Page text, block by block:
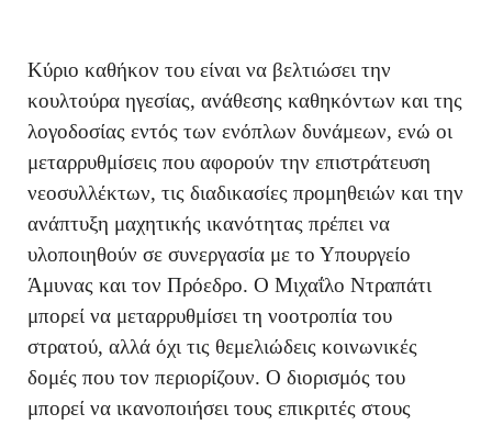
Κύριο καθήκον του είναι να βελτιώσει την
κουλτούρα ηγεσίας, ανάθεσης καθηκόντων και της
λογοδοσίας εντός των ενόπλων δυνάμεων, ενώ οι
μεταρρυθμίσεις που αφορούν την επιστράτευση
νεοσυλλέκτων, τις διαδικασίες προμηθειών και την
ανάπτυξη μαχητικής ικανότητας πρέπει να
υλοποιηθούν σε συνεργασία με το Υπουργείο
Άμυνας και τον Πρόεδρο. Ο Μιχαΐλο Ντραπάτι
μπορεί να μεταρρυθμίσει τη νοοτροπία του
στρατού, αλλά όχι τις θεμελιώδεις κοινωνικές
δομές που τον περιορίζουν. Ο διορισμός του
μπορεί να ικανοποιήσει τους επικριτές στους